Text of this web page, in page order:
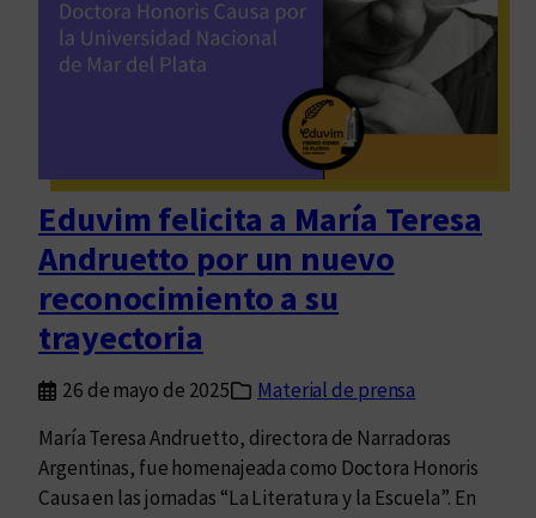
p
e
n
l
a
s
J
o
r
a
d
a
s
Eduvim felicita a María Teresa
Andruetto por un nuevo
reconocimiento a su
trayectoria
26 de mayo de 2025
Material de prensa
María Teresa Andruetto, directora de Narradoras
Argentinas, fue homenajeada como Doctora Honoris
Causa en las jornadas “La Literatura y la Escuela”. En